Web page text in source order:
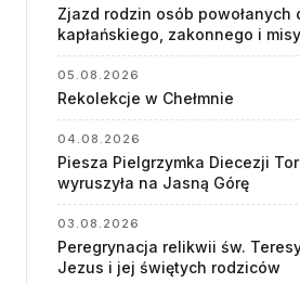
Zjazd rodzin osób powołanych
kapłańskiego, zakonnego i
05.08.2026
Rekolekcje w Chełmnie
04.08.2026
Piesza Pielgrzymka Diecezji
wyruszyła na Jasną Górę
03.08.2026
Peregrynacja relikwii św.
Jezus i jej świętych rodziców